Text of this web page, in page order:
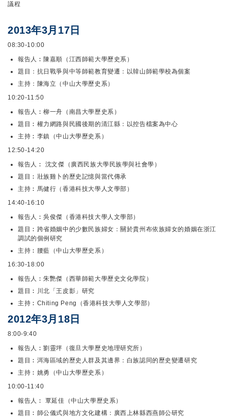
議程
2013年3月17日
08:30-10:00
報告人︰陳嘉順（江西師範大學歷史系）
題目：抗日戰爭與中等師範教育變遷：以韓山師範學校為個案
主持：陳海立（中山大學歷史系）
10:20-11:50
報告人︰柳一舟（南昌大學歷史系）
題目︰權力網路與民國後期的清江縣：以控告檔案為中心
主持︰李鎮（中山大學歷史系）
12:50-14:20
報告人︰ 沈文傑（廣西民族大學民族學與社會學）
題目︰壯族雞卜的歷史記憶與當代傳承
主持︰馬健行（香港科技大學人文學部）
14:40-16:10
報告人︰吳俊傑（香港科技大學人文學部）
題目︰跨省婚姻中的少數民族婦女：關於貴州布依族婦女的婚姻在浙江
調試的個例研究
主持︰腰藍（中山大學歷史系）
16:30-18:00
報告人︰朱艷傑（西華師範大學歷史文化學院）
題目︰川北「王皮影」研究
主持︰Chiting Peng（香港科技大學人文學部）
2012年3月18日
8:00-9:40
報告人︰劉靈坪（復旦大學歷史地理研究所）
題目︰洱海區域的歷史人群及其邊界：白族認同的歷史變遷研究
主持︰姚勇（中山大學歷史系）
10:00-11:40
報告人︰ 覃延佳（中山大學歷史系）
題目︰師公儀式與地方文化建構：廣西上林縣西燕師公研究